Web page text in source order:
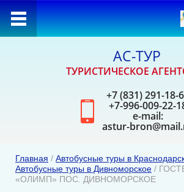
АС-ТУР
ТУРИСТИЧЕСКОЕ
+7 (831) 291-18-
+7-996-009-22-
e-mail:
astur-
Главная / Автобусные туры в
Автобусные туры в Дивноморское /
«ОЛИМП» ПОС. ДИВНОМОРСКОЕ